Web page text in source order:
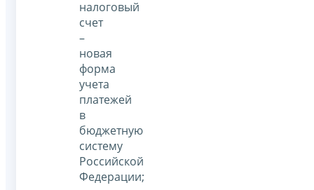
налоговый
счет
–
новая
форма
учета
платежей
в
бюджетную
систему
Российской
Федерации;